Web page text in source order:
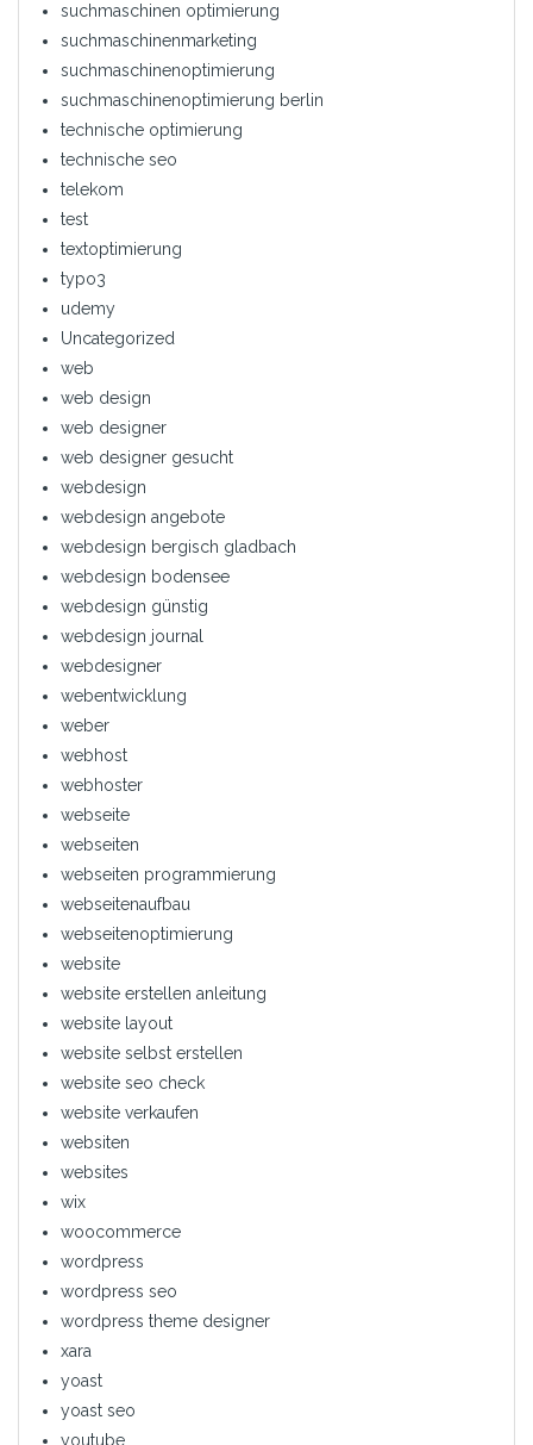
suchmaschinen optimierung
suchmaschinenmarketing
suchmaschinenoptimierung
suchmaschinenoptimierung berlin
technische optimierung
technische seo
telekom
test
textoptimierung
typo3
udemy
Uncategorized
web
web design
web designer
web designer gesucht
webdesign
webdesign angebote
webdesign bergisch gladbach
webdesign bodensee
webdesign günstig
webdesign journal
webdesigner
webentwicklung
weber
webhost
webhoster
webseite
webseiten
webseiten programmierung
webseitenaufbau
webseitenoptimierung
website
website erstellen anleitung
website layout
website selbst erstellen
website seo check
website verkaufen
websiten
websites
wix
woocommerce
wordpress
wordpress seo
wordpress theme designer
xara
yoast
yoast seo
youtube